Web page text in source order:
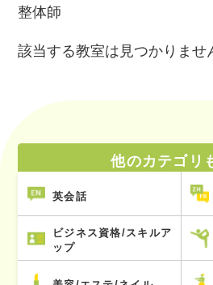
整体師
該当する教室は見つかりませ
他のカテゴリ
英会話
ビジネス資格/スキルア
ップ